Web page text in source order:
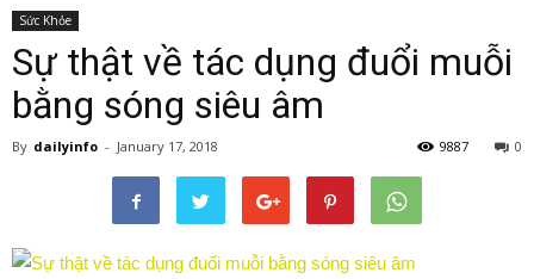
Sức Khỏe
Sự thật về tác dụng đuổi muỗi
bằng sóng siêu âm
By dailyinfo - January 17, 2018 0
9887